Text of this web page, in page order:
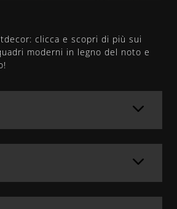
clicca e scopri di più sui
moderni in legno del noto e